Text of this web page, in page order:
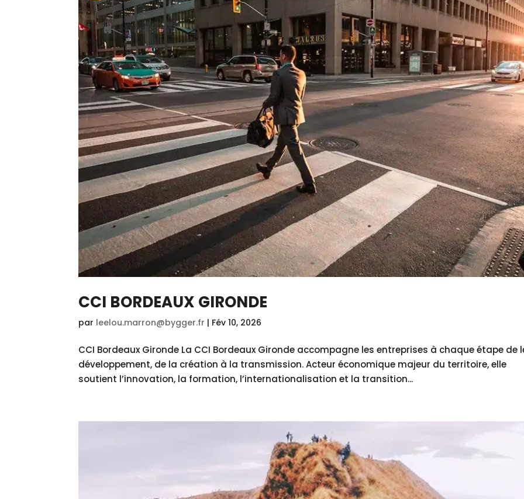
CCI BORDEAUX GIRONDE
par leelou.marron@bygger.fr | Fév 10, 2026
CCI Bordeaux Gironde La CCI Bordeaux Gironde accompagne les entreprises à chaque étape de
développement, de la création à la transmission. Acteur économique majeur du territoire, elle
soutient l’innovation, la formation, l’internationalisation et la transition...